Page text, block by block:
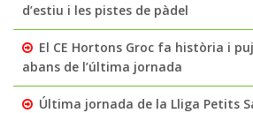
d’estiu i les pistes de pàdel
El CE Hortons Groc fa història i
abans de l’última jornada
Última jornada de la Lliga Petits